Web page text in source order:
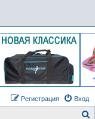
Вход
Регистрация